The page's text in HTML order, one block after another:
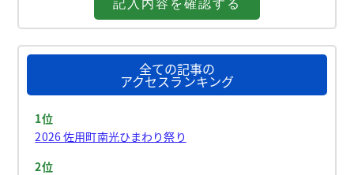
全ての記事の
アクセスランキング
1位
2026 佐用町南光ひまわり祭り
2位